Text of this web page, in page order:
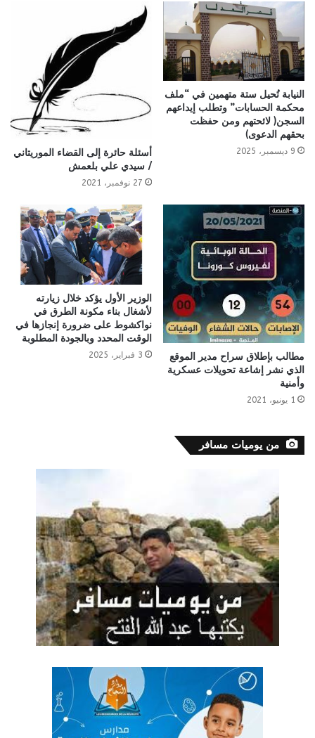
النيابة تُحيل ستة متهمين في “ملف
محكمة الحسابات” وتطلب إيداعهم
السجن( لائحتهم ومن حفظت
بحقهم الدعوى)
9 ديسمبر، 2025
أسئلة حائرة إلى القضاء الموريتاني
/ سيدي علي بلعمش
27 نوفمبر، 2021
مطالب بإطلاق سراح مدير الموقع
الذي نشر إشاعة تحويلات عسكرية
وأمنية
1 يونيو، 2021
الوزير الأول يؤكد خلال زيارته
لأشغال بناء مكونة الطرق في
نواكشوط على ضرورة إنجازها في
الوقت المحدد وبالجودة المطلوبة
3 فبراير، 2025
من يوميات مسافر